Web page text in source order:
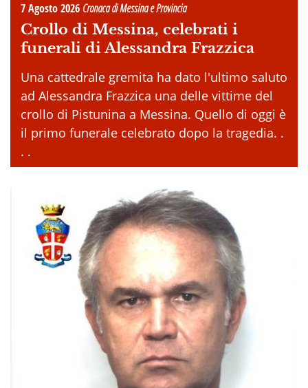
7 Agosto 2026 Cronaca di Messina e Provincia
Crollo di Messina, celebrati i
funerali di Alessandra Frazzica
Una cattedrale gremita ha dato l'ultimo saluto
ad Alessandra Frazzica una delle vittime del
crollo di Pistunina a Messina. Quello di oggi è
il primo funerale celebrato dopo la tragedia. .
. .